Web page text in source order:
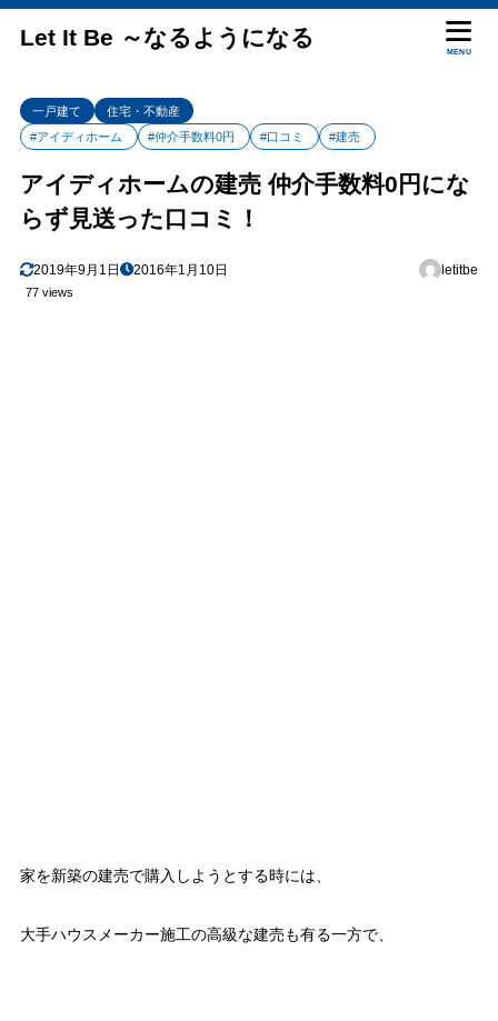
Let It Be ～なるようになる
MENU
一戸建て
住宅・不動産
#アイディホーム
#仲介手数料0円 #口コミ #建売
アイディホームの建売 仲介手数料0円にな
らず見送った口コミ！
2019年9月1日 2016年1月10日 letitbe
77 views
家を新築の建売で購入しようとする時には、
大手ハウスメーカー施工の高級な建売も有る一方で、